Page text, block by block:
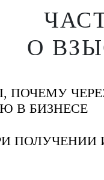
О
ПОЧЕМУ
В БИЗНЕСЕ
ПОЛУЧЕНИИ